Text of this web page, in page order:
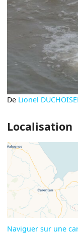
De Lionel
Localisation
Naviguer sur une